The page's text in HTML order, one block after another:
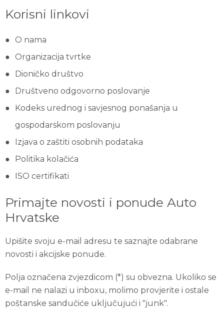
Korisni linkovi
O nama
Organizacija tvrtke
Dioničko društvo
Društveno odgovorno poslovanje
Kodeks urednog i savjesnog ponašanja u
gospodarskom poslovanju
Izjava o zaštiti osobnih podataka
Politika kolačića
ISO certifikati
Primajte novosti i ponude Auto
Hrvatske
Upišite svoju e-mail adresu te saznajte odabrane
novosti i akcijske ponude.
Polja označena zvjezdicom (*) su obvezna. Ukoliko se
e-mail ne nalazi u inboxu, molimo provjerite i ostale
poštanske sandučiće uključujući i "junk".